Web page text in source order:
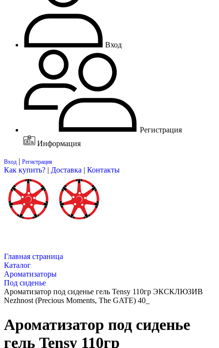
Вход
Регистрация
Информация
Вход | Регистрация
Как купить? | Доставка | Контакты
Главная страница
Каталог
Ароматизаторы
Под сиденье
Ароматизатор под сиденье гель Tensy 110гр ЭКСКЛЮЗИВ
Nezhnost (Precious Moments, The GATE) 40_
Ароматизатор под сиденье
гель Tensy 110гр